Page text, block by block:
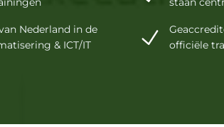
Nederland in de
& ICT/IT
officiële